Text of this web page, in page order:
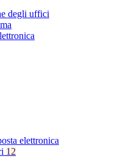
degli uffici
elettronica
12